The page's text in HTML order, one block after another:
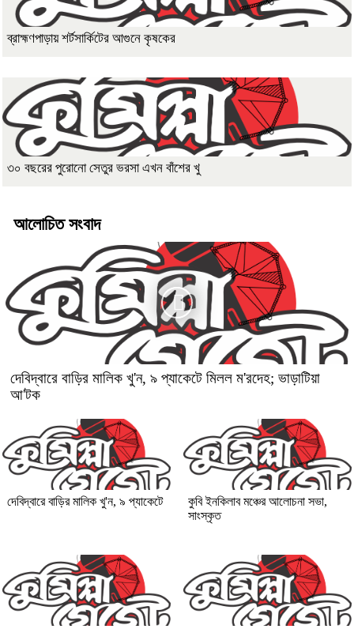
ব্রাহ্মণপাড়ায় শর্টসার্কিটের আগুনে কৃষকের
৩০ বছরের পুরোনো সেতুর ভরসা এখন বাঁশের খু
আলোচিত সংবাদ
দেবিদ্বারে বাড়ির মালিক খু'ন, ৯ প্যাকেটে মিলল ম'রদেহ; ভাড়াটিয়া
আ'টক
দেবিদ্বারে বাড়ির মালিক খু'ন, ৯ প্যাকেটে
কুবি ইনকিলাব মঞ্চের আলোচনা সভা,
সাংস্কৃত